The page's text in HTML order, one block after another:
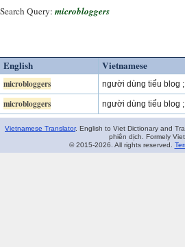
Search Query: microbloggers
English Vietnamese
microbloggers người dùng tiểu blog ;
microbloggers người dùng tiểu blog ;
Vietnamese Translator. English to Viet Dictionary and
phiên dịch. Formely
© 2015-2026. All rights reserved.